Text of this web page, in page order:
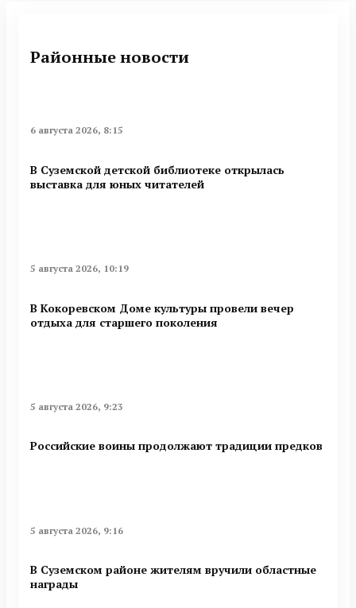
Районные новости
6 августа 2026, 8:15
В Суземской детской библиотеке открылась
выставка для юных читателей
5 августа 2026, 10:19
В Кокоревском Доме культуры провели вечер
отдыха для старшего поколения
5 августа 2026, 9:23
Российские воины продолжают традиции предков
5 августа 2026, 9:16
В Суземском районе жителям вручили областные
награды